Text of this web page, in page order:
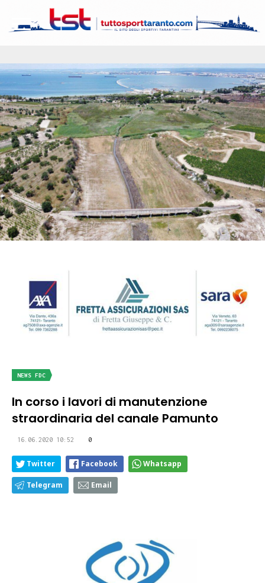
NEWS FDC
In corso i lavori di manutenzione
straordinaria del canale Pamunto
16.06.2020 10:52 0
Twitter Facebook Whatsapp
Telegram Email